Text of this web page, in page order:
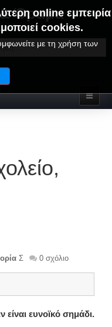
& Όραμα
ΟΝΕΙΡΟΚΡΙΤΗΣ
online εμπειρία
cookies.
με τη χρήση των
Σ 0 σχόλιο
είναι ευνοϊκό σημάδι.